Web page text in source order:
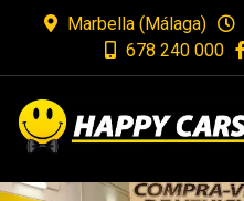
Marbella (Málaga)
678 240 000